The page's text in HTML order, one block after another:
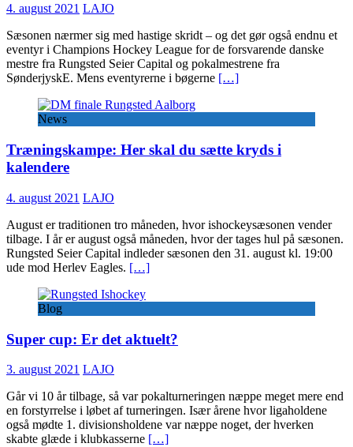
4. august 2021 LAJO
Sæsonen nærmer sig med hastige skridt – og det gør også endnu et
eventyr i Champions Hockey League for de forsvarende danske
mestre fra Rungsted Seier Capital og pokalmestrene fra
SønderjyskE. Mens eventyrerne i bøgerne […]
News
Træningskampe: Her skal du sætte kryds i
kalendere
4. august 2021 LAJO
August er traditionen tro måneden, hvor ishockeysæsonen vender
tilbage. I år er august også måneden, hvor der tages hul på sæsonen.
Rungsted Seier Capital indleder sæsonen den 31. august kl. 19:00
ude mod Herlev Eagles. […]
Blog
Super cup: Er det aktuelt?
3. august 2021 LAJO
Går vi 10 år tilbage, så var pokalturneringen næppe meget mere end
en forstyrrelse i løbet af turneringen. Især årene hvor ligaholdene
også mødte 1. divisionsholdene var næppe noget, der hverken
skabte glæde i klubkasserne […]